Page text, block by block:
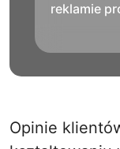
reklamie
Opinie klientów odgrywają kluczową rolę w